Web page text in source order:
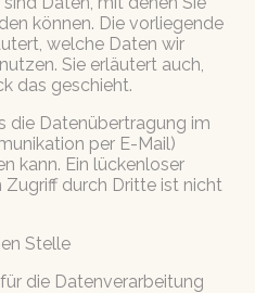
können. Die vorliegende
welche Daten wir
Sie erläutert auch,
das geschieht.
die Datenübertragung im
per E-Mail)
kann. Ein lückenloser
durch Dritte ist nicht
Stelle
die Datenverarbeitung